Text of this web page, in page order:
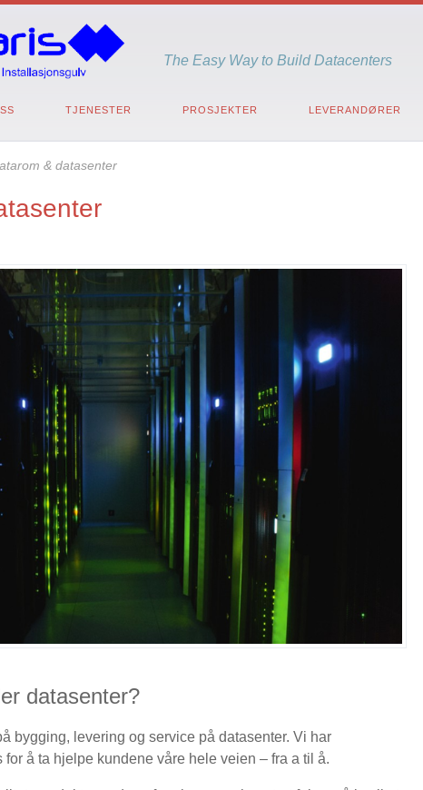
The Easy Way to Build Datacenters
TJENESTER PROSJEKTER LEVERANDØRER
& datasenter
datasenter?
bygging, levering og service på datasenter. Vi har
for å ta hjelpe kundene våre hele veien – fra a til å.